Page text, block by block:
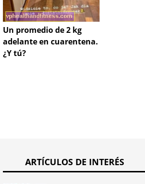
Un promedio de 2 kg
adelante en cuarentena.
¿Y tú?
ARTÍCULOS DE INTERÉS